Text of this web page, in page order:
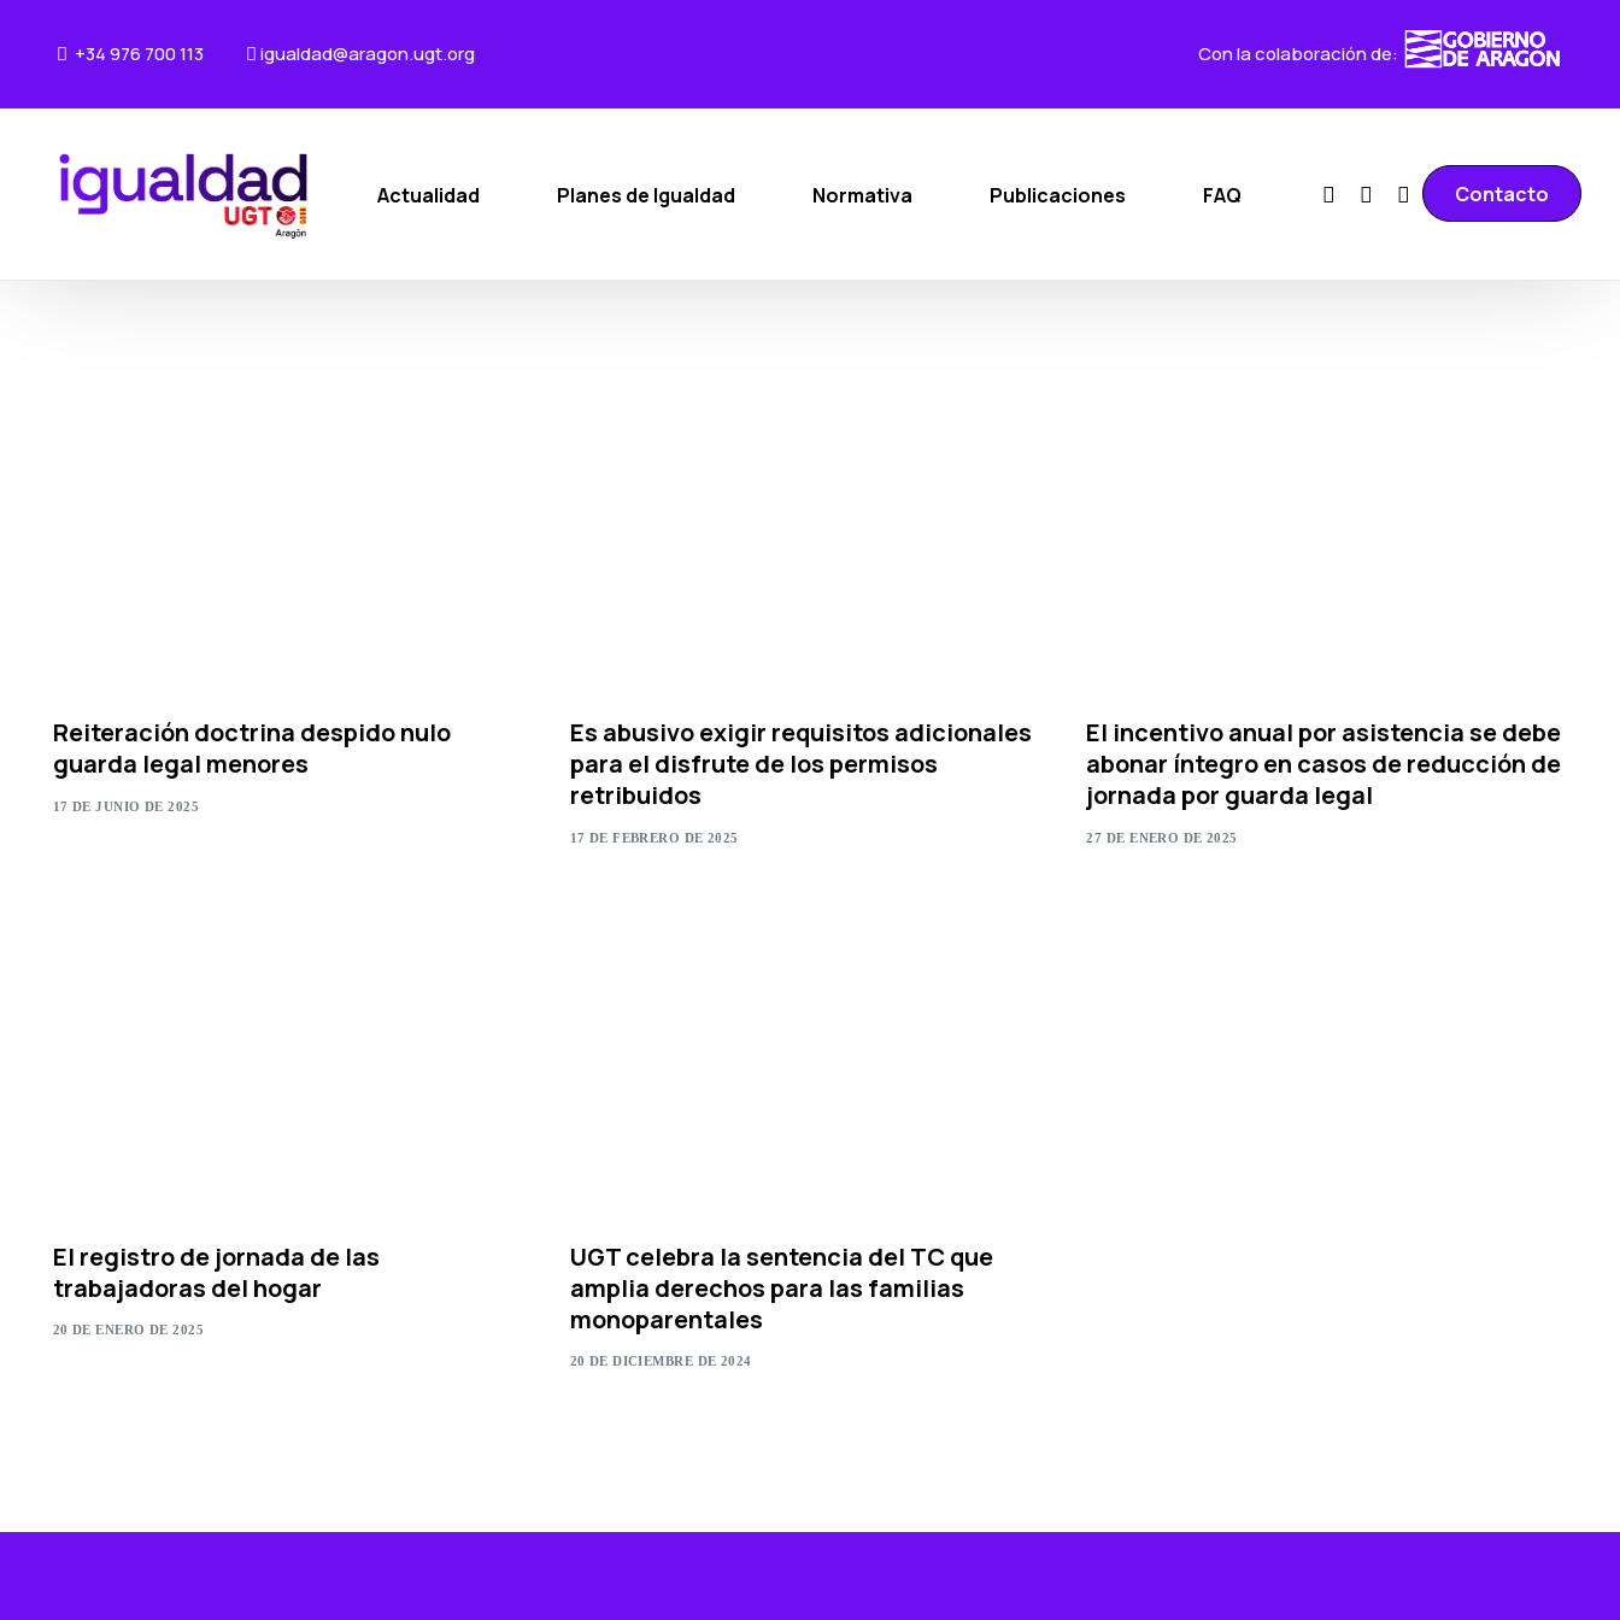
+34 976 700 113 igualdad@aragon.ugt.org Con la colaboración de:
Actualidad Planes de Igualdad Normativa Publicaciones FAQ Contacto
Reiteración doctrina despido nulo
guarda legal menores
17 DE JUNIO DE 2025
Es abusivo exigir requisitos adicionales
para el disfrute de los permisos
retribuidos
17 DE FEBRERO DE 2025
El incentivo anual por asistencia se debe
abonar íntegro en casos de reducción de
jornada por guarda legal
27 DE ENERO DE 2025
El registro de jornada de las
trabajadoras del hogar
20 DE ENERO DE 2025
UGT celebra la sentencia del TC que
amplia derechos para las familias
monoparentales
20 DE DICIEMBRE DE 2024